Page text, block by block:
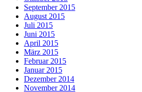
September 2015
August 2015
Juli 2015
Juni 2015
April 2015
März 2015
Februar 2015
Januar 2015
Dezember 2014
November 2014